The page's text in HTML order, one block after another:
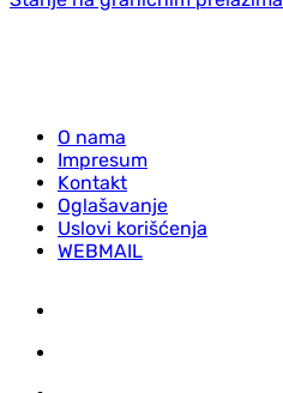
O nama
Impresum
Kontakt
Oglašavanje
Uslovi korišćenja
WEBMAIL